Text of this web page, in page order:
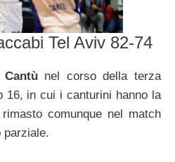
Tel Aviv 82-74
Cantùnel corso della terza
16, in cui i canturini hanno la
rimasto comunque nel match
parziale.